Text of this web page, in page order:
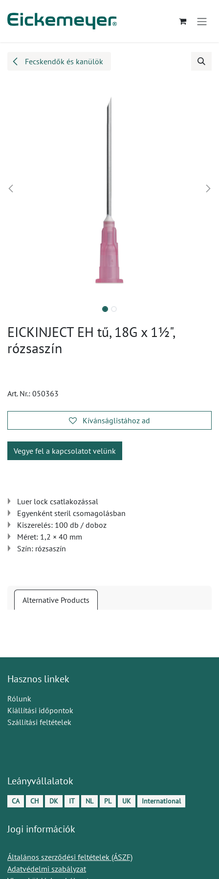
Fecskendők és kanülök
EICKINJECT EH tű, 18G x 1½",
rózsaszín
Art. Nr.: 050363
Kívánságlistához ad
Vegye fel a kapcsolatot velünk
Luer lock csatlakozással
Egyenként steril csomagolásban
Kiszerelés: 100 db / doboz
Méret: 1,2 × 40 mm
Szín: rózsaszín
Alternative Products
Hasznos linkek
Rólunk
Kiállítási időpontok
Szállítási feltételek
Leányvállalatok
CA CH DK IT NL PL UK International
Jogi információk
Általános szerződési feltételek (ÁSZF)
Adatvédelmi szabályzat